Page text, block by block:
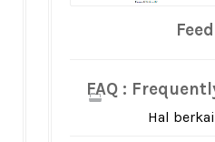
FAQ :
Hal